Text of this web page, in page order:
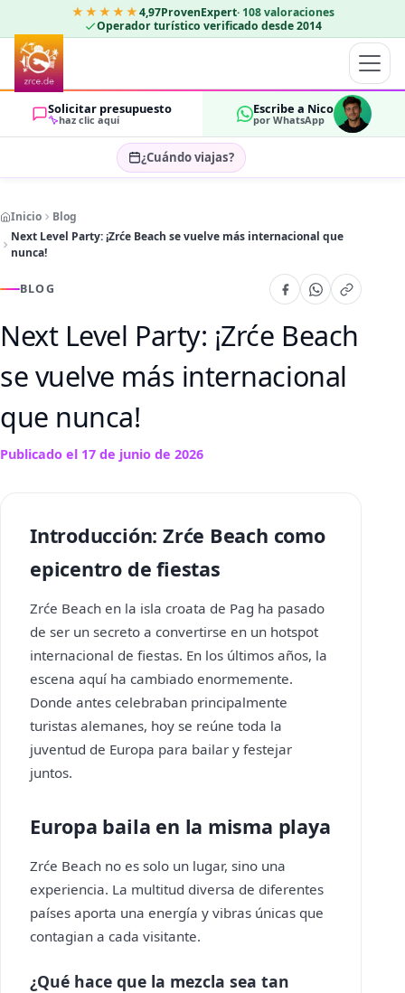
★★★★★4,97ProvenExpert· 108 valoraciones
Operador turístico verificado desde 2014
Solicitar presupuesto
haz clic aquí
Escribe a Nico
por WhatsApp
¿Cuándo viajas?
HUÉSPEDES
OK
Inicio
Blog
Next Level Party: ¡Zrće Beach se vuelve más internacional que
nunca!
BLOG
Next Level Party: ¡Zrće Beach
se vuelve más internacional
que nunca!
Publicado el 17 de junio de 2026
Introducción: Zrće Beach como
epicentro de fiestas
Zrće Beach en la isla croata de Pag ha pasado
de ser un secreto a convertirse en un hotspot
internacional de fiestas. En los últimos años, la
escena aquí ha cambiado enormemente.
Donde antes celebraban principalmente
turistas alemanes, hoy se reúne toda la
juventud de Europa para bailar y festejar
juntos.
Europa baila en la misma playa
Zrće Beach no es solo un lugar, sino una
experiencia. La multitud diversa de diferentes
países aporta una energía y vibras únicas que
contagian a cada visitante.
¿Qué hace que la mezcla sea tan